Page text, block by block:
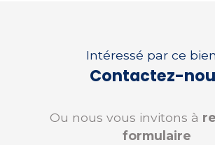
Intéressé par ce
Contactez-
Ou nous vous invitons à
formulaire